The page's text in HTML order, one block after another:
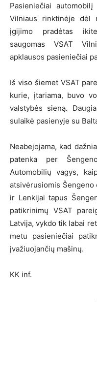
Pasieniečiai
Vilniaus rinktinėje dėl
įgijimo pradėtas
saugomas VSAT
apklausos pasieniečiai
Iš viso šiemet VSAT
kurie, įtariama, buvo
valstybės sieną.
sulaikė pasienyje su
Neabejojama, kad
patenka per
Automobilių vagys,
atsivėrusiomis Šengeno
ir Lenkijai tapus
patikrinimų VSAT
Latvija, vykdo tik labai
metu pasieniečiai
įvažiuojančių mašinų.
KK inf.